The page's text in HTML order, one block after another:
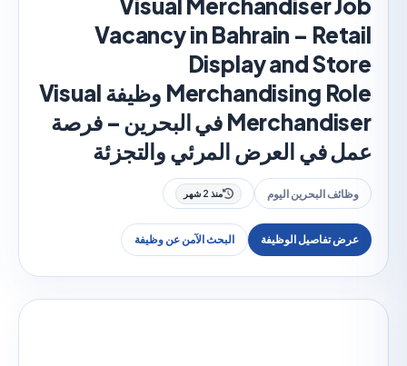
Visual Merchandiser
Vacancy in Bahrain –
Display and
Merchandising Role وظيفة Visual
Merchandiser في البحرين – فرصة
في العرض المرئي والتجزئة
البحرين اليوم منذ 2 شهر
تفاصيل الوظيفة البحث الآمن عن وظيفة